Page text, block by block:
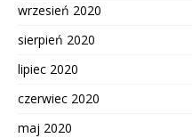
wrzesień 2020
sierpień 2020
lipiec 2020
czerwiec 2020
maj 2020